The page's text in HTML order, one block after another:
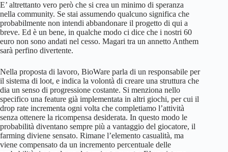
E’ altrettanto vero però che si crea un minimo di speranza
nella community. Se stai assumendo qualcuno significa che
probabilmente non intendi abbandonare il progetto di qui a
breve. Ed è un bene, in qualche modo ci dice che i nostri 60
euro non sono andati nel cesso. Magari tra un annetto Anthem
sarà perfino divertente.
Nella proposta di lavoro, BioWare parla di un responsabile per
il sistema di loot, e indica la volontà di creare una struttura che
dia un senso di progressione costante. Si menziona nello
specifico una feature già implementata in altri giochi, per cui il
drop rate incrementa ogni volta che completiamo l’attività
senza ottenere la ricompensa desiderata. In questo modo le
probabilità diventano sempre più a vantaggio del giocatore, il
farming diviene sensato. Rimane l’elemento casualità, ma
viene compensato da un incremento percentuale delle